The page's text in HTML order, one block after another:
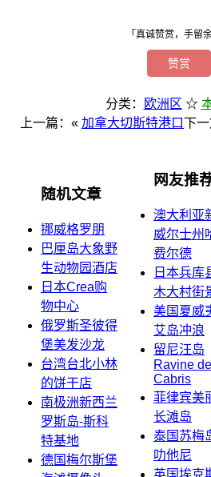
「真诚赞赏，手留余
赞赏
分类： 欧洲区 ☆
上一篇：« 加拿大切斯特港口下一
随机文章
挪威格罗朋
巴厘岛大象野
生动物园酒店
日本Crea购
物中心
俄罗斯圣彼得
堡美发沙龙
台湾台北小林
的饼干店
南极洲新西兰
罗斯岛-斯科
特基地
德国梅尔斯堡
网友推
澳大利亚
威尔士州
费尔德
日本兵库
木大村街
美国夏威
艾岛冲浪
留尼汪岛
Ravine
Cabris
菲律宾美
长滩岛
泰国苏梅
叻他尼
英国埃克